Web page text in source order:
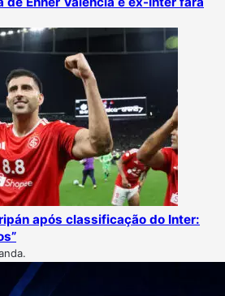
após classificação do Inter: